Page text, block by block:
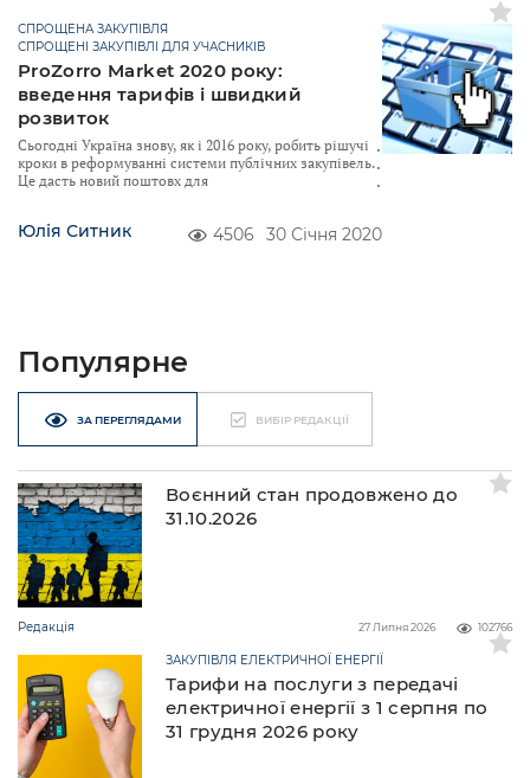
ProZorro Market 2020 року:
введення тарифів і швидкий
розвиток
СПРОЩЕНА ЗАКУПІВЛЯ
СПРОЩЕНІ ЗАКУПІВЛІ ДЛЯ УЧАСНИКІВ
Сьогодні Україна знову, як і 2016 року, робить рішучі
кроки в реформуванні системи публічних закупівель.
Це дасть новий поштовх для
Юлія Ситник 4506 30 Січня 2020
Популярне
ЗА ПЕРЕГЛЯДАМИ ВИБІР РЕДАКЦІЇ
Воєнний стан продовжено до
31.10.2026
Редакція 102766
27 Липня 2026
Тарифи на послуги з передачі
електричної енергії з 1 серпня по
31 грудня 2026 року
ЗАКУПІВЛЯ ЕЛЕКТРИЧНОЇ ЕНЕРГІЇ